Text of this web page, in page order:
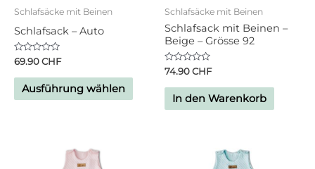
Schlafsäcke mit Beinen
Schlafsack – Auto
Bewertet
mit
0
von
69.90CHF
Ausführung wählen
Schlafsäcke mit Beinen
Schlafsack mit Beinen –
Beige – Grösse 92
Bewertet
mit
0
von
74.90CHF
In den Warenkorb